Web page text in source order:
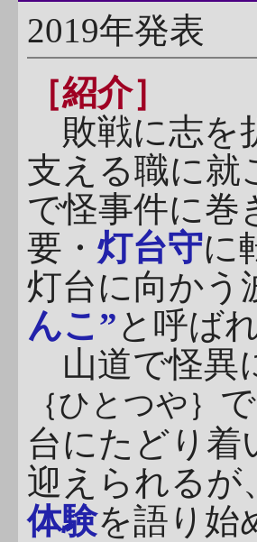
2019年発表
［紹介］
敗戦に志を
支える職に就
で怪事件に巻
要・ 灯台守に
灯台に向かう
んこ”と呼ば
山道で怪異
｛ひとつや｝
台にたどり着
迎えられるが
体験を語り始